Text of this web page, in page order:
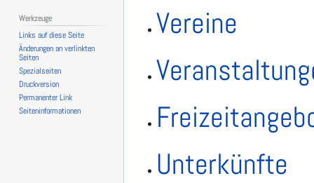
Vereine
Unterkünfte
Werkzeuge
Links auf diese Seite
Änderungen an verlinkten
Seiten
Spezialseiten
Druckversion
Permanenter Link
Seiten­­informationen